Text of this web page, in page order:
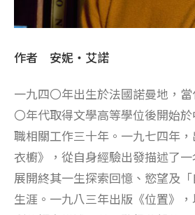
作者 安妮・艾諾
一九四〇年出生於法國諾曼地，
〇年代取得文學高等學位後開始
職相關工作三十年。一九七四年
衣櫥》，從自身經驗出發描述了一
展開終其一生探索回憶、慾望及
生涯。一九八三年出版《位置》